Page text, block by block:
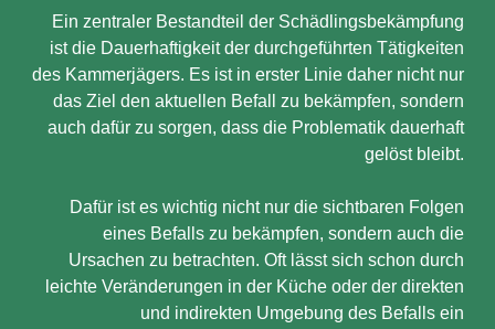
Ein zentraler Bestandteil der Schädlingsbekämpfung
ist die Dauerhaftigkeit der durchgeführten Tätigkeiten
des Kammerjägers. Es ist in erster Linie daher nicht nur
das Ziel den aktuellen Befall zu bekämpfen, sondern
auch dafür zu sorgen, dass die Problematik dauerhaft
gelöst bleibt.
Dafür ist es wichtig nicht nur die sichtbaren Folgen
eines Befalls zu bekämpfen, sondern auch die
Ursachen zu betrachten. Oft lässt sich schon durch
leichte Veränderungen in der Küche oder der direkten
und indirekten Umgebung des Befalls ein